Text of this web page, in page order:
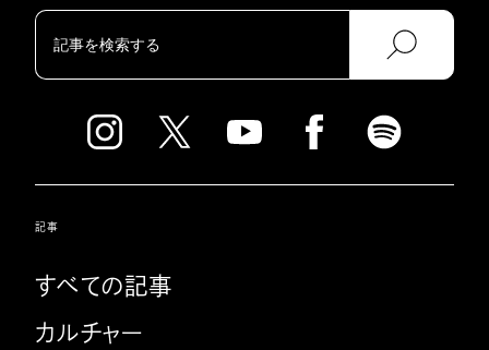
記事
すべての記事
カルチャー